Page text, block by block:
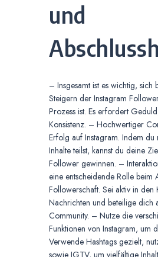
und
– Insgesamt ist es wichtig, sich
Steigern der Instagram
Prozess ist. Es erfordert
Konsistenz. – Hochwertiger
Erfolg auf Instagram. Indem
Inhalte teilst, kannst du deine
Follower gewinnen. –
eine entscheidende Rolle beim
Followerschaft. Sei aktiv in
Nachrichten und beteilige dich
Community. – Nutze die
Funktionen von Instagram, um
Verwende Hashtags gezielt,